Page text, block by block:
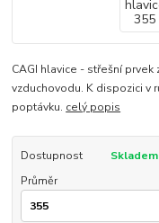
CAGI hlavice - střešní
vzduchovodu. K dispozici v
poptávku. celý popis
Dostupnost
Skladem
Průměr